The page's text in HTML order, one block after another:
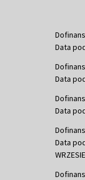
Data
Data
Data
Data